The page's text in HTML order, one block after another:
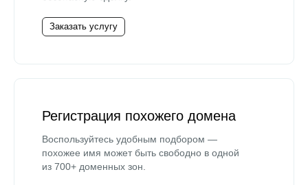
Заказать услугу
Регистрация похожего домена
Воспользуйтесь удобным подбором —
похожее имя может быть свободно в одной
из 700+ доменных зон.